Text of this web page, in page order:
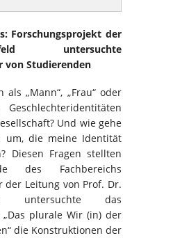
Forschungsprojekt der
untersuchte
von Studierenden
„Mann“, „Frau“ oder
Geschlechteridentitäten
Und wie gehe
um, die meine Identität
Diesen Fragen stellten
des Fachbereichs
der Leitung von Prof. Dr.
untersuchte das
„Das plurale Wir (in) der
die Konstruktionen der